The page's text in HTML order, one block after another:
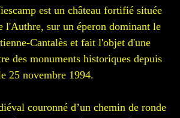
est un château fortifié située
l'Authre, sur un éperon dominant le
Cantalès et fait l'objet d'une
des monuments historiques depuis
25 novembre 1994.
couronné d’un chemin de ronde